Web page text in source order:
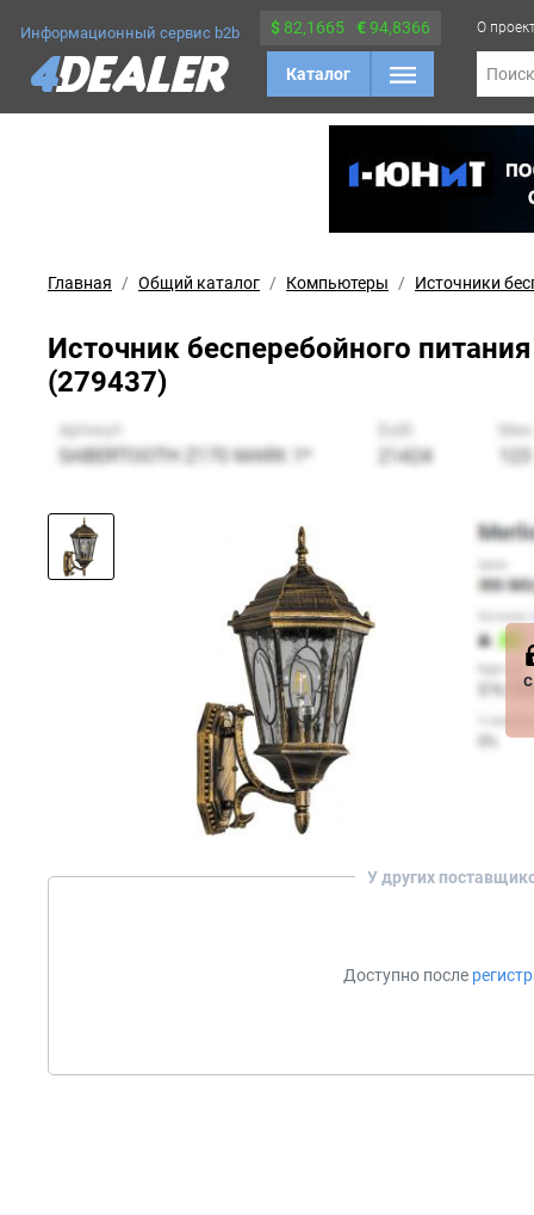
Информационный сервис b2b $ 82,1665 €94,8366
Каталог
О
Поиск
Главная Общий каталог Компьютеры Источники
Источник бесперебойного
(279437)
У других
Доступно после